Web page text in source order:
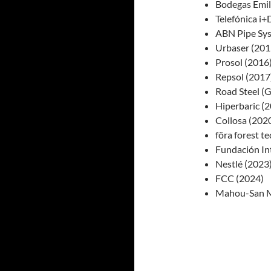
Bodegas
Telefónica
ABN Pipe
Urbaser
Prosol
Repsol
Road Steel
Hiperbaric
Collosa
föra forest
Fundación
Nestlé
FCC (2024)
Mahou-San